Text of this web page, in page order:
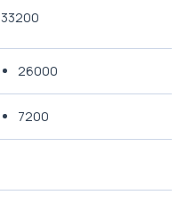
33200
26000
7200